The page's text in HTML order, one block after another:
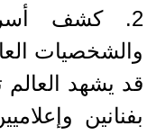
2. كشف
والشخصيات
قد يشهد
بفنانين